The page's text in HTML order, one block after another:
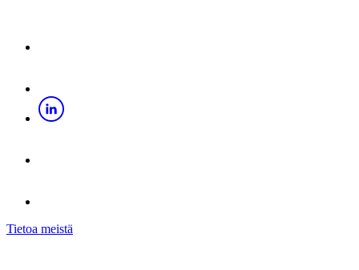
Tietoa meistä